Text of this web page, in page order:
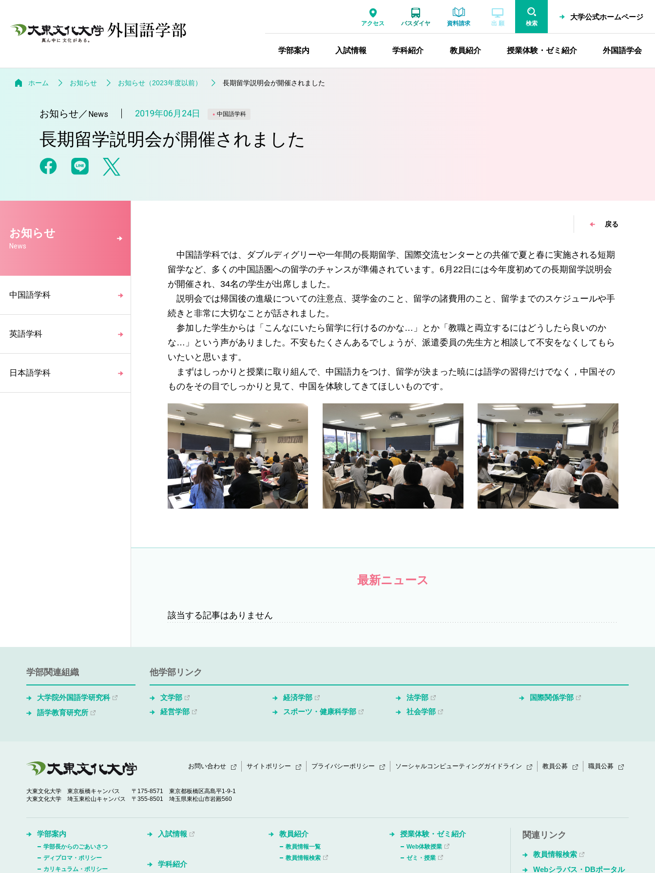
アクセス バスダイヤ 資料請求 出 願 検索
大学公式ホームページ
学部案内 入試情報 学科紹介 教員紹介 授業体験・ゼミ紹介 外国語学会
ホーム お知らせ お知らせ（2023年度以前） 長期留学説明会が開催されました
お知らせ ／ News 2019年06月24日 中国語学科
長期留学説明会が開催されました
お知らせ
News
中国語学科
英語学科
日本語学科
戻る
中国語学科では、ダブルディグリーや一年間の長期留学、国際交流センターとの共催で夏と春に実施される短期
留学など、多くの中国語圏への留学のチャンスが準備されています。6月22日には今年度初めての長期留学説明会
が開催され、34名の学生が出席しました。
説明会では帰国後の進級についての注意点、奨学金のこと、留学の諸費用のこと、留学までのスケジュールや手
続きと非常に大切なことが話されました。
参加した学生からは「こんなにいたら留学に行けるのかな…」とか「教職と両立するにはどうしたら良いのか
な…」という声がありました。不安もたくさんあるでしょうが、派遣委員の先生方と相談して不安をなくしてもら
いたいと思います。
まずはしっかりと授業に取り組んで、中国語力をつけ、留学が決まった暁には語学の習得だけでなく，中国その
ものをその目でしっかりと見て、中国を体験してきてほしいものです。
最新ニュース
該当する記事はありません
学部関連組織
大学院外国語学研究科
語学教育研究所
他学部リンク
文学部 経済学部 法学部
国際関係学部
経営学部
スポーツ・健康科学部 社会学部
大東文化大学 東京板橋キャンパス
〒175-8571 東京都板橋区高島平1-9-1
大東文化大学 埼玉東松山キャンパス
〒355-8501 埼玉県東松山市岩殿560
お問い合わせ サイトポリシー プライバシーポリシー ソーシャルコンピューティングガイドライン 教員公募 職員公募
学部案内
学部長からのごあいさつ
ディプロマ・ポリシー
カリキュラム・ポリシー
入試情報
学科紹介
教員紹介
教員情報一覧
教員情報検索
授業体験・ゼミ紹介
Web体験授業
ゼミ・授業
関連リンク
教員情報検索
Webシラバス・DBポータル